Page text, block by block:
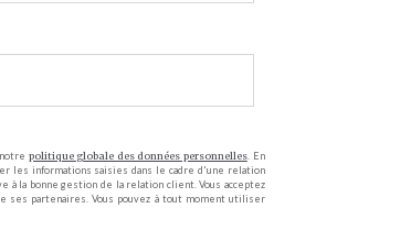
politique globale des données personnelles. En
les informations saisies dans le cadre d'une relation
à la bonne gestion de la relation client. Vous acceptez
ses partenaires. Vous pouvez à tout moment utiliser